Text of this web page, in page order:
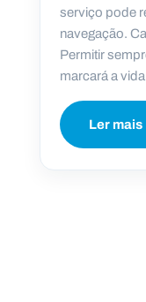
serviço pode
navegação.
Permitir
marcará a
Ler mais